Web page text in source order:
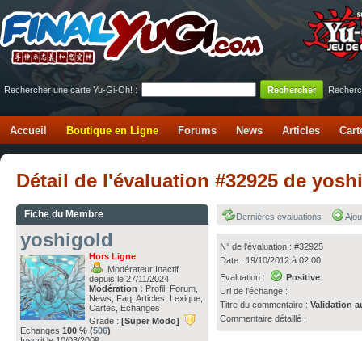
Rechercher une carte Yu-Gi-Oh! :
Accueil Boutique en Ligne Forums News Articles
Détail de l'évaluation #32925 de
Fiche du Membre
yoshigold
Hors Ligne
Modérateur Inactif
depuis le 27/11/2024
Modération : Profil, Forum,
News, Faq, Articles, Lexique,
Cartes, Echanges
Grade : [Super Modo]
Echanges 100 % (506)
Dernières évaluations
N° de l'évaluation : #32925
Date : 19/10/2012 à 02:00
Evaluation :
Positive
Url de l'échange :
Titre du commentaire :Validation
Commentaire détaillé :